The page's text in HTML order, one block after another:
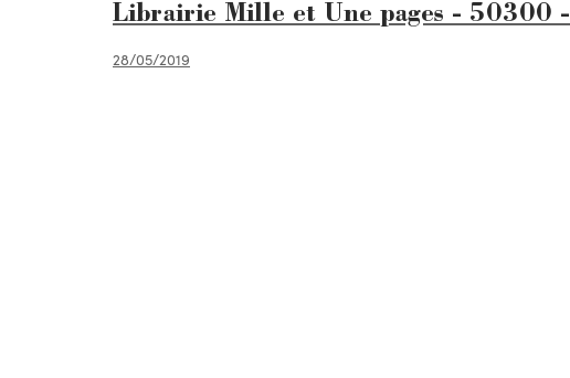
Librairie Mille et Une pages - 50300
28/05/2019